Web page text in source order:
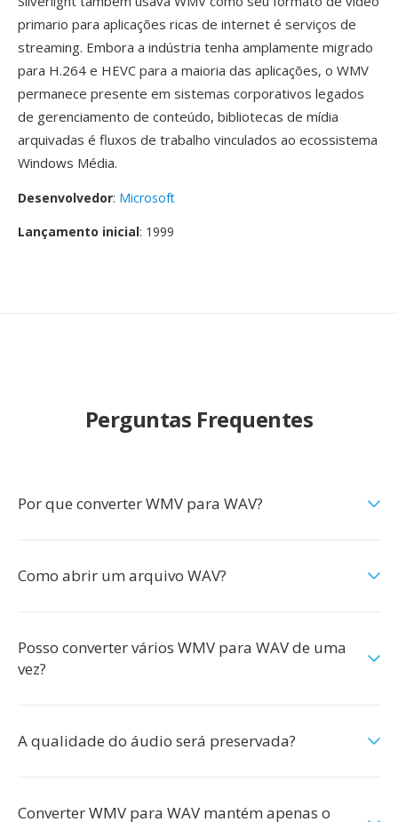
primario para aplicações ricas de internet é serviços de
streaming. Embora a indústria tenha amplamente migrado
para H.264 e HEVC para a maioria das aplicações, o WMV
permanece presente em sistemas corporativos legados
de gerenciamento de conteúdo, bibliotecas de mídia
arquivadas é fluxos de trabalho vinculados ao ecossistema
Windows Média.
Desenvolvedor: Microsoft
Lançamento inicial: 1999
Perguntas Frequentes
Por que converter WMV para WAV?
Como abrir um arquivo WAV?
Posso converter vários WMV para WAV de uma
vez?
A qualidade do áudio será preservada?
Converter WMV para WAV mantém apenas o